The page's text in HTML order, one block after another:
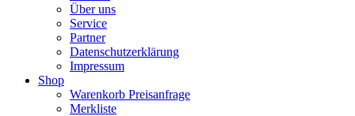
Über uns
Service
Partner
Datenschutzerklärung
Impressum
Shop
Warenkorb Preisanfrage
Merkliste